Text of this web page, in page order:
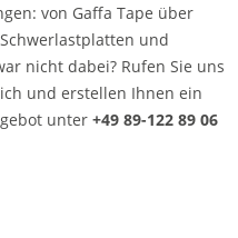
von Gaffa Tape über
und
nicht dabei? Rufen Sie uns
und erstellen Ihnen ein
unter +49 89-122 89 06